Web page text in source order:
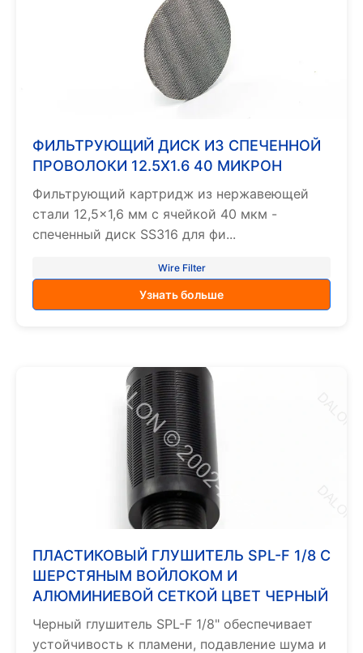
ФИЛЬТРУЮЩИЙ ДИСК ИЗ СПЕЧЕННОЙ
ПРОВОЛОКИ 12.5X1.6 40 МИКРОН
Фильтрующий картридж из нержавеющей
стали 12,5×1,6 мм с ячейкой 40 мкм -
спеченный диск SS316 для фи...
Wire Filter
Узнать больше
ПЛАСТИКОВЫЙ ГЛУШИТЕЛЬ SPL-F 1/8 С
ШЕРСТЯНЫМ ВОЙЛОКОМ И
АЛЮМИНИЕВОЙ СЕТКОЙ ЦВЕТ ЧЕРНЫЙ
Черный глушитель SPL-F 1/8" обеспечивает
устойчивость к пламени, подавление шума и